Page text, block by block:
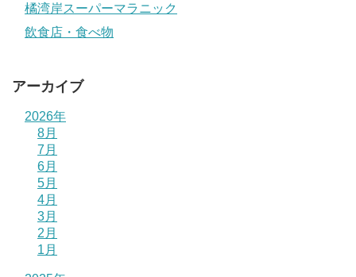
橘湾岸スーパーマラニック
飲食店・食べ物
アーカイブ
2026年
8月
7月
6月
5月
4月
3月
2月
1月